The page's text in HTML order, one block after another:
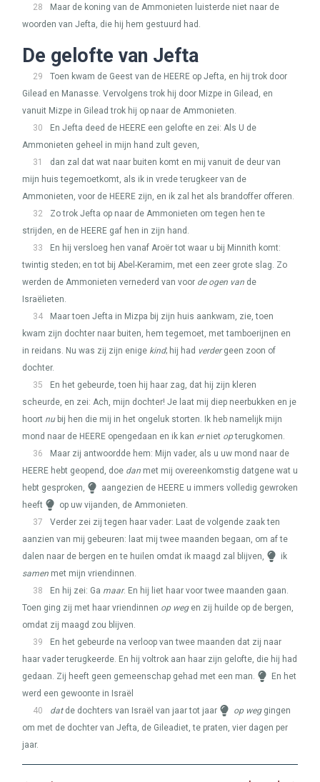
28
Maar de koning van de Ammonieten luisterde niet naar de
woorden van Jefta, die hij hem gestuurd had.
De gelofte van Jefta
29 Toen kwam de Geest van de HEERE op Jefta, en hij trok door
Gilead en Manasse. Vervolgens trok hij door Mizpe in Gilead, en
vanuit Mizpe in Gilead trok hij op naar de Ammonieten.
30
En Jefta deed de HEERE een gelofte en zei: Als U de
Ammonieten geheel in mijn hand zult geven,
31
dan zal dat wat naar buiten komt en mij vanuit de deur van
mijn huis tegemoetkomt, als ik in vrede terugkeer van de
Ammonieten, voor de HEERE zijn, en ik zal het als brandoffer offeren.
32
Zo trok Jefta op naar de Ammonieten om tegen hen te
strijden, en de HEERE gaf hen in zijn hand.
33
En hij versloeg hen vanaf Aroër tot waar u bij Minnith komt:
twintig steden; en tot bij Abel-Keramim, met een zeer grote slag. Zo
werden de Ammonieten vernederd van voor de ogen van de
Israëlieten.
34
Maar toen Jefta in Mizpa bij zijn huis aankwam, zie, toen
kwam zijn dochter naar buiten, hem tegemoet, met tamboerijnen en
in reidans. Nu was zij zijn enige kind; hij had verdergeen zoon of
dochter.
35
En het gebeurde, toen hij haar zag, dat hij zijn kleren
scheurde, en zei: Ach, mijn dochter! Je laat mij diep neerbukken en je
hoort nubij hen die mij in het ongeluk storten. Ik heb namelijk mijn
mond naar de HEERE opengedaan en ik kan erniet opterugkomen.
36
Maar zij antwoordde hem: Mijn vader, als u uw mond naar de
HEERE hebt geopend, doe dan met mij overeenkomstig datgene wat u
hebt gesproken,
aangezien de HEERE u immers volledig gewroken
heeft
op uw vijanden, de Ammonieten.
37
Verder zei zij tegen haar vader: Laat de volgende zaak ten
aanzien van mij gebeuren: laat mij twee maanden begaan, om af te
dalen naar de bergen en te huilen omdat ik maagd zal blijven,
ik
samen met mijn vriendinnen.
38
En hij zei: Ga maar. En hij liet haar voor twee maanden gaan.
Toen ging zij met haar vriendinnen op wegen zij huilde op de bergen,
omdat zij maagd zou blijven.
39
En het gebeurde na verloop van twee maanden dat zij naar
haar vader terugkeerde. En hij voltrok aan haar zijn gelofte, die hij had
gedaan. Zij heeft geen gemeenschap gehad met een man.
En het
werd een gewoonte in Israël
40
datde dochters van Israël van jaar tot jaar op weggingen
om met de dochter van Jefta, de Gileadiet, te praten, vier dagen per
jaar.